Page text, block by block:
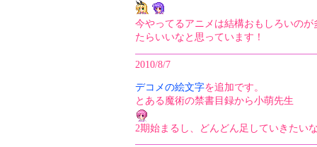
今やってるアニメは結構おもしろいの
たらいいなと思っています！
2010/8/7
デコメの絵文字を追加です。
とある魔術の禁書目録から小萌先生
2期始まるし、どんどん足していきたい